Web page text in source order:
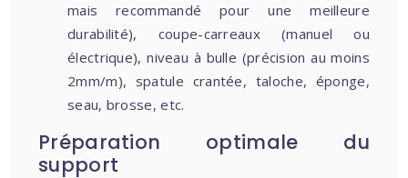
mais recommandé pour une meilleure
durabilité), coupe-carreaux (manuel ou
électrique), niveau à bulle (précision au moins
2mm/m), spatule crantée, taloche, éponge,
seau, brosse, etc.
Préparation optimale du
support